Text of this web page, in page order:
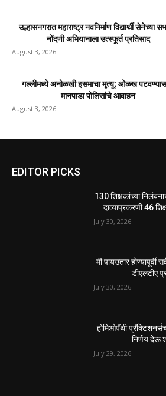
उल्हासनगरात महाराष्ट्र नवनिर्माण विद्यार्थी सेनेच्या
नोंदणी अभियानाला उत्स्फूर्त प्रतिसाद
August 3, 2026
गल्लीमध्ये अनोळखी इसमाचा मृत्यू; ओळख
मानपाडा पोलिसांचे आवाहन
August 3, 2026
EDITOR PICKS
130 शिक्षकांच्या
दाव्याप्रकरणी 46
July 30, 2026
मी पायउतार होण्यापूर्वी
डीएलटीए
July 30, 2026
होमिओपॅथी
निर्णय देऊ
July 29, 2026